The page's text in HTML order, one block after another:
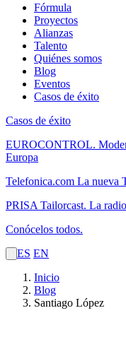
Fórmula
Proyectos
Alianzas
Talento
Quiénes somos
Blog
Eventos
Casos de éxito
Casos de éxito
EUROCONTROL.
Europa
Telefonica.com La nueva
PRISA Tailorcast. La
Conócelos todos.
ES EN
Inicio
Blog
Santiago López